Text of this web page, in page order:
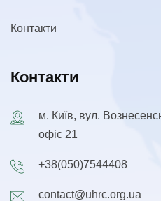
Контакти
Контакти
м. Київ, вул.
офіс 21
+38(050)7544408
contact@uhrc.org.ua